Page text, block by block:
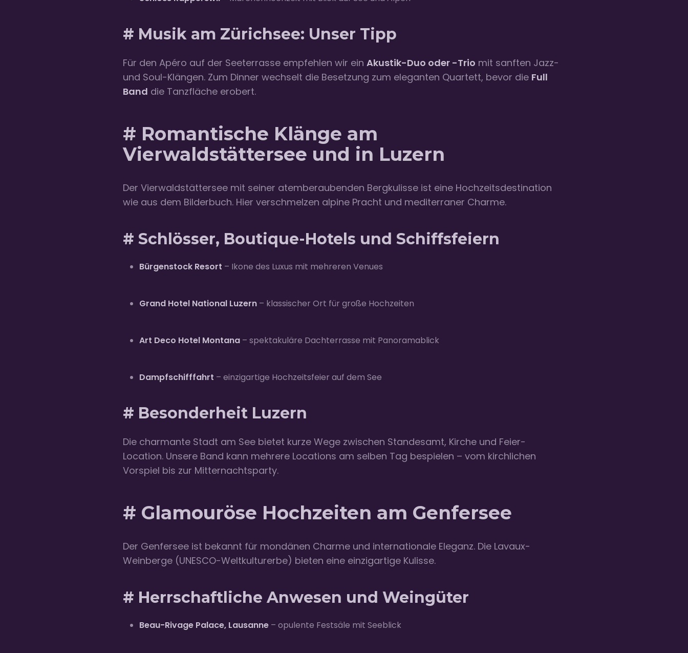
# Musik am Zürichsee: Unser Tipp
Für den Apéro auf der Seeterrasse empfehlen wir ein Akustik-Duo oder -Trio mit sanften Jazz-
und Soul-Klängen. Zum Dinner wechselt die Besetzung zum eleganten Quartett, bevor die Full
Band die Tanzfläche erobert.
# Romantische Klänge am
Vierwaldstättersee und in Luzern
Der Vierwaldstättersee mit seiner atemberaubenden Bergkulisse ist eine Hochzeitsdestination
wie aus dem Bilderbuch. Hier verschmelzen alpine Pracht und mediterraner Charme.
# Schlösser, Boutique-Hotels und Schiffsfeiern
Bürgenstock Resort – Ikone des Luxus mit mehreren Venues
Grand Hotel National Luzern – klassischer Ort für große Hochzeiten
Art Deco Hotel Montana – spektakuläre Dachterrasse mit Panoramablick
Dampfschifffahrt – einzigartige Hochzeitsfeier auf dem See
# Besonderheit Luzern
Die charmante Stadt am See bietet kurze Wege zwischen Standesamt, Kirche und Feier-
Location. Unsere Band kann mehrere Locations am selben Tag bespielen – vom kirchlichen
Vorspiel bis zur Mitternachtsparty.
# Glamouröse Hochzeiten am Genfersee
Der Genfersee ist bekannt für mondänen Charme und internationale Eleganz. Die Lavaux-
Weinberge (UNESCO-Weltkulturerbe) bieten eine einzigartige Kulisse.
# Herrschaftliche Anwesen und Weingüter
Beau-Rivage Palace, Lausanne – opulente Festsäle mit Seeblick